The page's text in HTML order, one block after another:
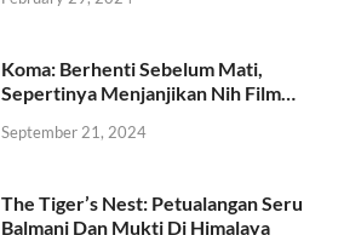
Koma: Berhenti Sebelum Mati,
Sepertinya Menjanjikan Nih Film…
September 21, 2024
The Tiger’s Nest: Petualangan Seru
Balmani Dan Mukti Di Himalaya